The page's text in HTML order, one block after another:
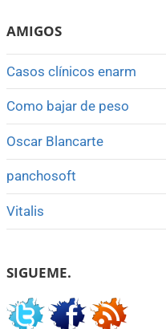
AMIGOS
Casos clínicos enarm
Como bajar de peso
Oscar Blancarte
panchosoft
Vitalis
SIGUEME.